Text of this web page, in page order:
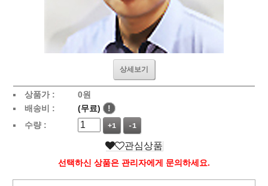
상세보기
상품가 : 0원
배송비 :
(무료)
!
수량 :
+1 -1
관심상품
선택하신 상품은 관리자에게 문의하세요.